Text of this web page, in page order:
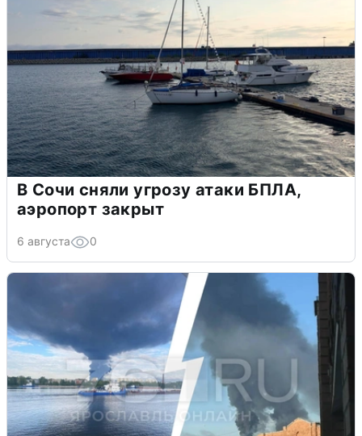
В Сочи сняли угрозу атаки БПЛА,
аэропорт закрыт
6 августа 0